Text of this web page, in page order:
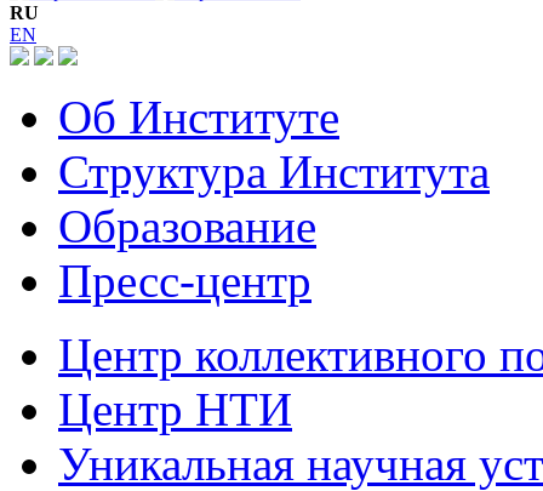
RU
EN
Об Институте
Структура Института
Образование
Пресс-центр
Центр коллективного
Центр НТИ
Уникальная научная